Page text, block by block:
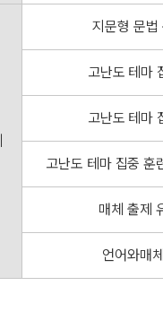
지문형 문법
고난도 테마
고난도 테마
고난도 테마 집중
매체 출제
언어와매